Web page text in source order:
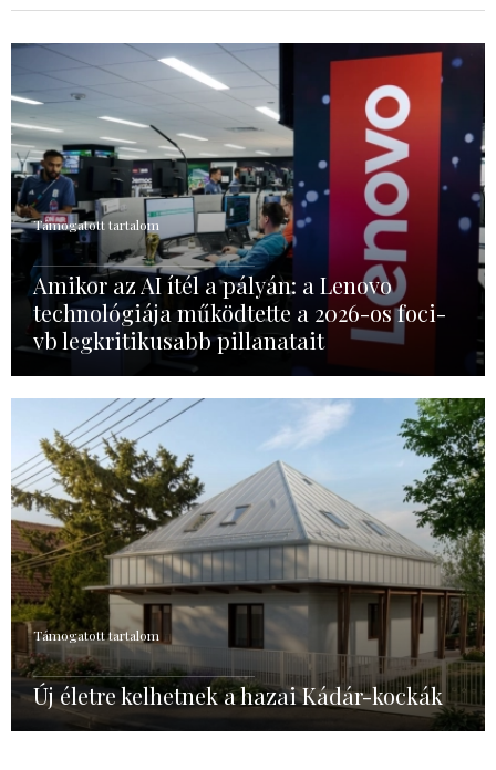
Támogatott tartalom
Amikor az AI ítél a pályán: a Lenovo
technológiája működtette a 2026-os foci-
vb legkritikusabb pillanatait
Támogatott tartalom
Új életre kelhetnek a hazai Kádár-kockák